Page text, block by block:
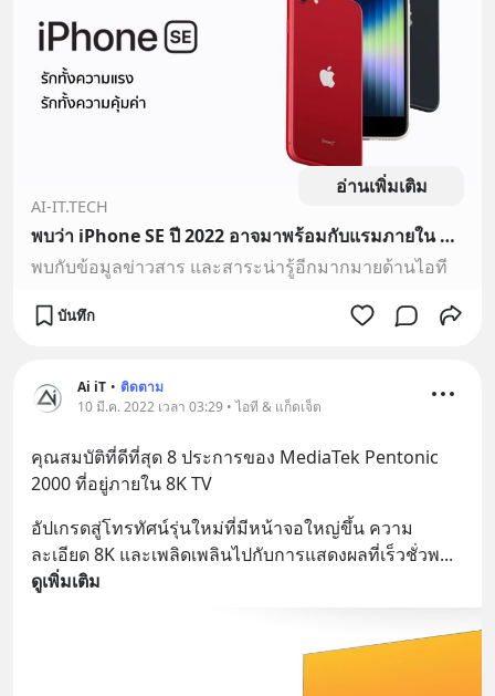
อ่านเพิ่มเติม
AI-IT.TECH
พบว่า iPhone SE ปี 2022 อาจมาพร้อมกับแรมภายใน 4GB
พบกับข้อมูลข่าวสาร และสาระน่ารู้อีกมากมายด้านไอที
บันทึก
Ai iT • ติดตาม
10 มี.ค. 2022 เวลา 03:29 • ไอที & แก็ดเจ็ต
คุณสมบัติที่ดีที่สุด 8 ประการของ MediaTek Pentonic
2000 ที่อยู่ภายใน 8K TV
อัปเกรดสู่โทรทัศน์รุ่นใหม่ที่มีหน้าจอใหญ่ขึ้น ความ
ละเอียด 8K และเพลิดเพลินไปกับการแสดงผลที่เร็วชั่วพ...
ดูเพิ่มเติม